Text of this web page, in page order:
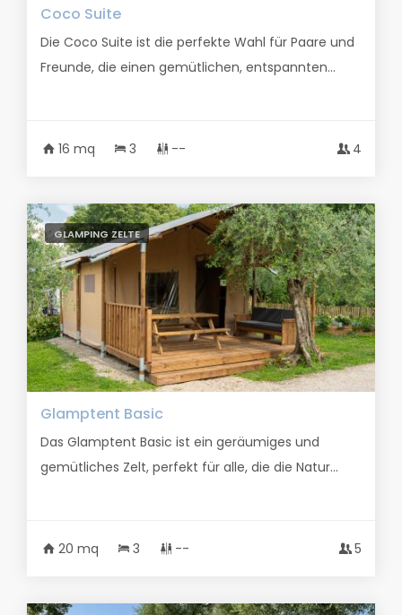
Coco Suite
Die Coco Suite ist die perfekte Wahl für Paare und
Freunde, die einen gemütlichen, entspannten...
16 mq 3 -- 4
GLAMPING ZELTE
Glamptent Basic
Das Glamptent Basic ist ein geräumiges und
gemütliches Zelt, perfekt für alle, die die Natur...
20 mq 3 -- 5